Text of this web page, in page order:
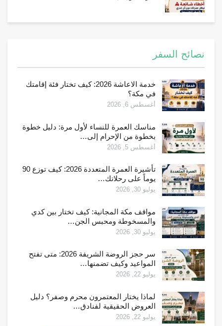
نصائح السفر
خدمة الاعاشة 2026: كيف تختار فئة إقامتك
في مكة؟
أغسطس 6, 2026
مناسك العمرة للنساء لأول مرة: دليل خطوة
بخطوة من الإحرام إلى…
أغسطس 5, 2026
تأشيرة العمرة المتعددة 2026: كيف توزع 90
يوماً على رحلاتك…
يوليو 30, 2026
مواقف مكة المجانية: كيف تختار بين كدي
والمسخوطة ومحبس الجن…
يوليو 30, 2026
سر حجز الروضة الشريفة 2026: متى تفتح
المواعيد وكيف تضمنها…
يوليو 22, 2026
لماذا يختار المعتمرون محرم وصفر؟ دليل
العروض الحقيقية لفنادق…
يوليو 22, 2026